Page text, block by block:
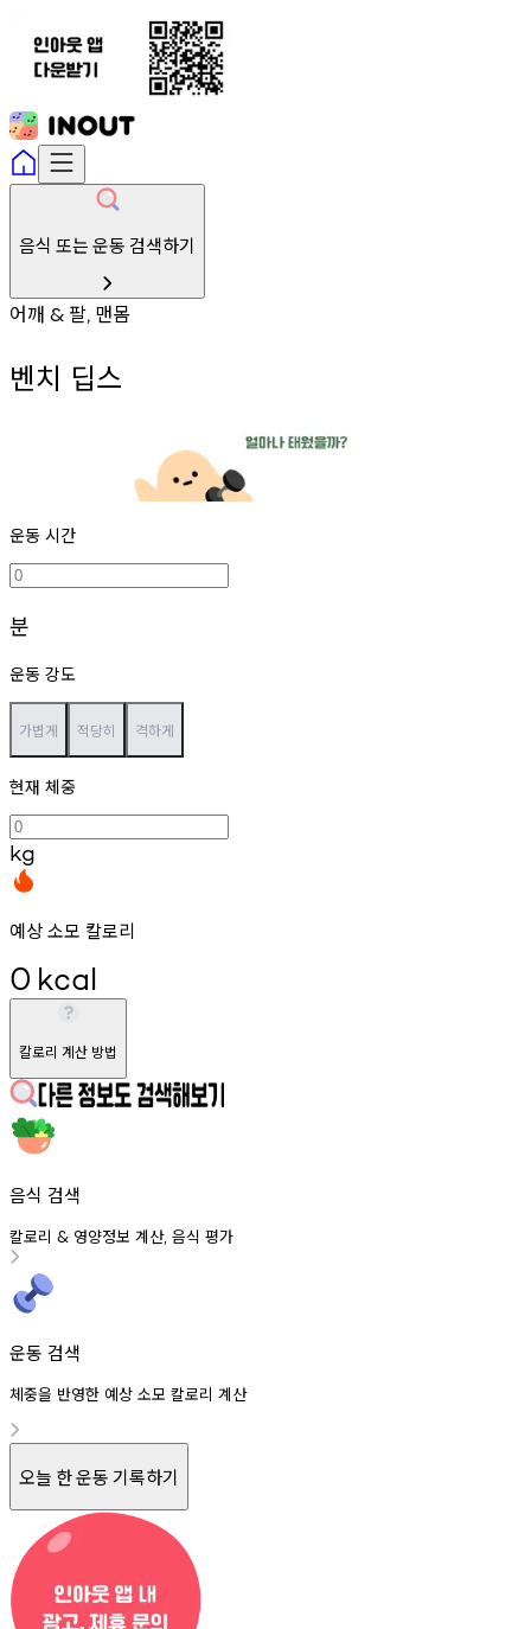
음식 또는 운동 검색하기
어깨 & 팔, 맨몸
벤치 딥스
운동 시간
분
운동 강도
가볍게 적당히 격하게
현재 체중
kg
예상 소모 칼로리
0 kcal
칼로리 계산 방법
음식 검색
칼로리 & 영양정보 계산, 음식 평가
운동 검색
체중을 반영한 예상 소모 칼로리 계산
오늘 한 운동 기록하기